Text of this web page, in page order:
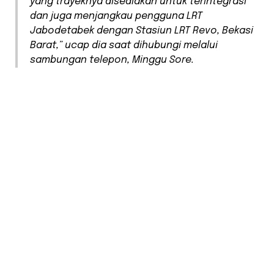
dan juga menjangkau pengguna LRT
Jabodetabek dengan Stasiun LRT Revo, Bekasi
Barat,” ucap dia saat dihubungi melalui
sambungan telepon, Minggu Sore.